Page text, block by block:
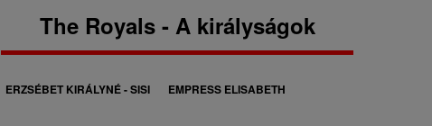
The Royals - A királyságok
M
ERZSÉBET KIRÁLYNÉ - SISI EMPRESS ELISABETH